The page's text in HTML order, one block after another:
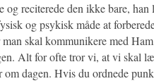
reciterede den ikke bare, han
og psykisk måde at
skal kommunikere med
Alt for ofte tror vi, at vi skal
dagen. Hvis du ordnede